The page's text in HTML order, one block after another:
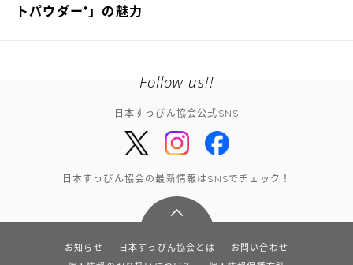
トパウダー*」の魅力
Follow us!!
日本すっぴん協会公式SNS
日本すっぴん協会の最新情報はSNSでチェック！
お知らせ 日本すっぴん協会とは
お問い合わせ